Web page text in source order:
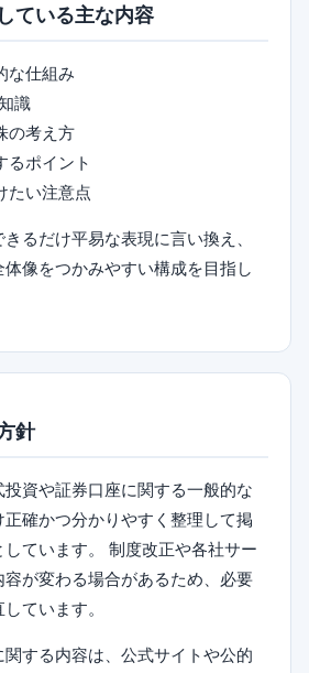
ている主な内容
な仕組み
識
の考え方
るポイント
たい注意点
るだけ平易な表現に言い換え、
像をつかみやすい構成を目指し
針
資や証券口座に関する一般的な
確かつ分かりやすく整理して掲
ています。 制度改正や各社サー
容が変わる場合があるため、必要
ています。
する内容は、公式サイトや公的